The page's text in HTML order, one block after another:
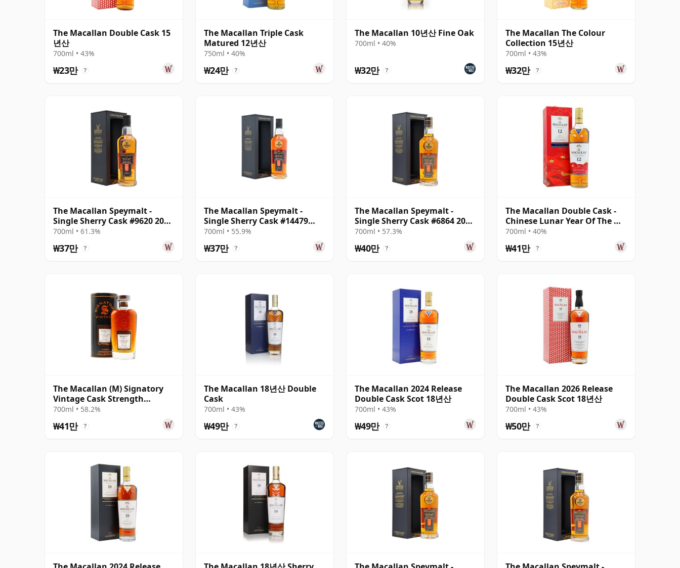
The Macallan Double Cask 15
년산
700ml • 43%
₩23만 ?
The Macallan Triple Cask
Matured 12년산
750ml • 40%
₩24만 ?
The Macallan 10년산 Fine Oak
700ml • 40%
₩32만 ?
The Macallan The Colour
Collection 15년산
700ml • 43%
₩32만 ?
The Macallan Speymalt -
Single Sherry Cask #9620 2006
18년산
700ml • 61.3%
₩37만 ?
The Macallan Speymalt -
Single Sherry Cask #14479
2007 18년산
700ml • 55.9%
₩37만 ?
The Macallan Speymalt -
Single Sherry Cask #6864 2005
18년산
700ml • 57.3%
₩40만 ?
The Macallan Double Cask -
Chinese Lunar Year Of The Ox
2021 12년산
700ml • 40%
₩41만 ?
The Macallan (M) Signatory
Vintage Cask Strength
Collection Sin 2005 17년산
700ml • 58.2%
₩41만 ?
The Macallan 18년산 Double
Cask
700ml • 43%
₩49만 ?
The Macallan 2024 Release
Double Cask Scot 18년산
700ml • 43%
₩49만 ?
The Macallan 2026 Release
Double Cask Scot 18년산
700ml • 43%
₩50만 ?